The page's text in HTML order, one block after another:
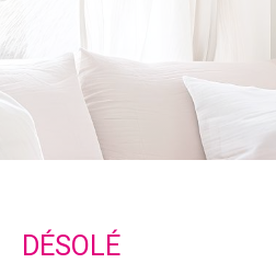
DÉSOLÉ